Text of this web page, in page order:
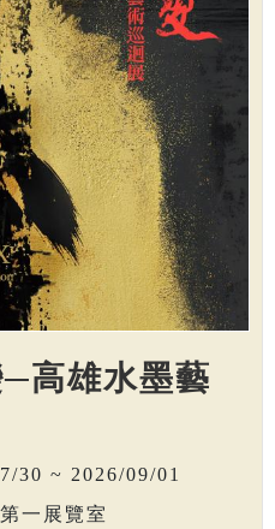
─高雄水墨藝
30 ~ 2026/09/01
一展覽室